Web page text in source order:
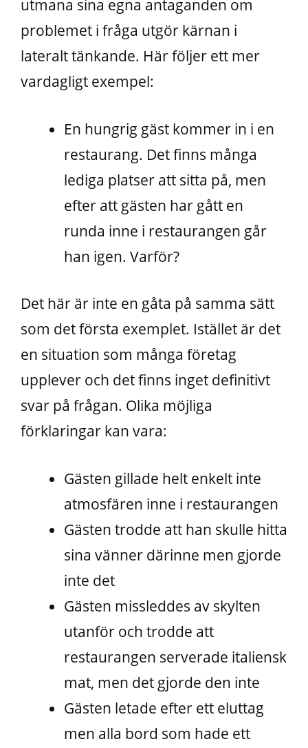
utmana sina egna antaganden om
problemet i fråga utgör kärnan i
lateralt tänkande. Här följer ett mer
vardagligt exempel:
En hungrig gäst kommer in i en
restaurang. Det finns många
lediga platser att sitta på, men
efter att gästen har gått en
runda inne i restaurangen går
han igen. Varför?
Det här är inte en gåta på samma sätt
som det första exemplet. Istället är det
en situation som många företag
upplever och det finns inget definitivt
svar på frågan. Olika möjliga
förklaringar kan vara:
Gästen gillade helt enkelt inte
atmosfären inne i restaurangen
Gästen trodde att han skulle hitta
sina vänner därinne men gjorde
inte det
Gästen missleddes av skylten
utanför och trodde att
restaurangen serverade italiensk
mat, men det gjorde den inte
Gästen letade efter ett eluttag
men alla bord som hade ett